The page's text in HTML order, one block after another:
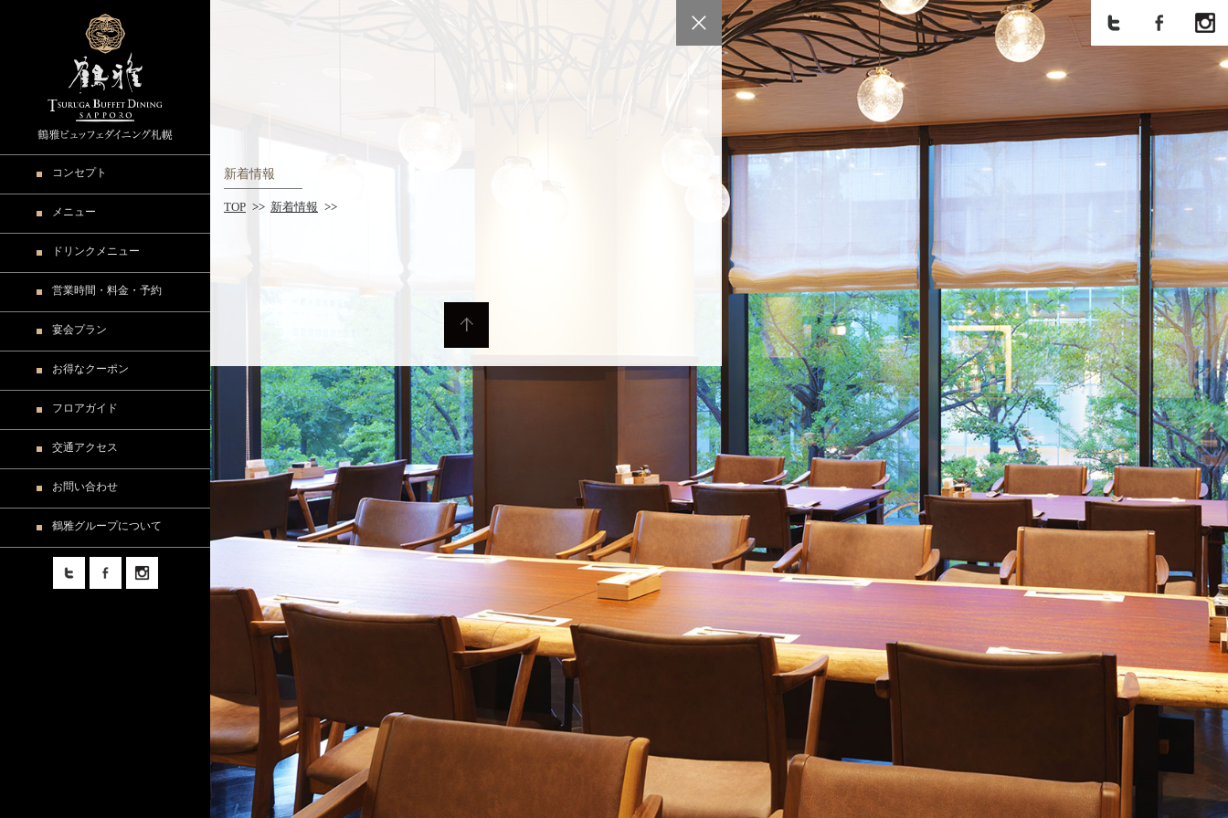
コンセプト 特別な時間を彩るおもてなし
食の原点を究めた美味しさ
メニュー ランチビュッフェメニュー
ドリンクメニュー
営業時間・料金・予約
ご予約について
宴会プラン
お得なクーポン
フロアガイド フロアマップ
個室のご案内
席について
交通アクセス アクセス・地図
駐車場のご案内
お問い合わせ
鶴雅グループについて
新着情報
TOP >> 新着情報 >>